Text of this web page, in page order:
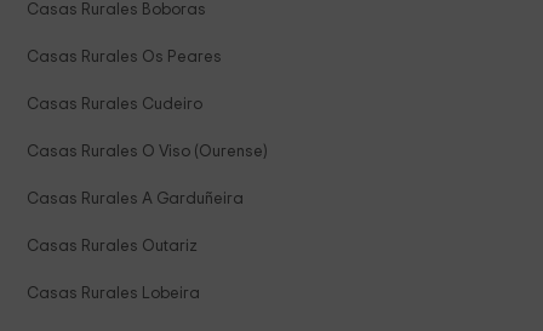
Casas Rurales Boboras
Casas Rurales Os Peares
Casas Rurales Cudeiro
Casas Rurales O Viso (Ourense)
Casas Rurales A Garduñeira
Casas Rurales Outariz
Casas Rurales Lobeira